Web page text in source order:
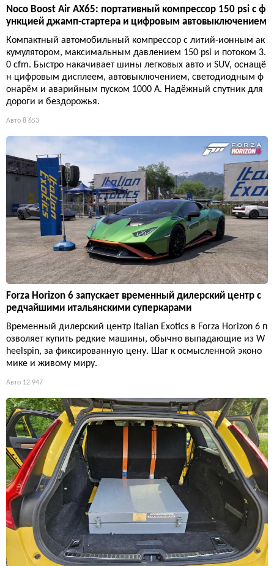
Noco Boost Air AX65: портативный компрессор 150 psi с ф
ункцией джамп-стартера и цифровым автовыключением
Компактный автомобильный компрессор с литий-ионным ак
кумулятором, максимальным давлением 150 psi и потоком 3.
0 cfm. Быстро накачивает шины легковых авто и SUV, оснащё
н цифровым дисплеем, автовыключением, светодиодным ф
онарём и аварийным пуском 1000 А. Надёжный спутник для
дороги и бездорожья.
Авто 8 653
Forza Horizon 6 запускает временный дилерский центр с
редчайшими итальянскими суперкарами
Временный дилерский центр Italian Exotics в Forza Horizon 6 п
озволяет купить редкие машины, обычно выпадающие из W
heelspin, за фиксированную цену. Шаг к осмысленной эконо
мике и живому миру.
Авто 12 947